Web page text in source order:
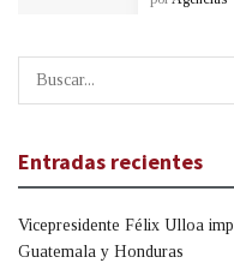
Entradas recientes
Vicepresidente Félix Ulloa
Guatemala y Honduras